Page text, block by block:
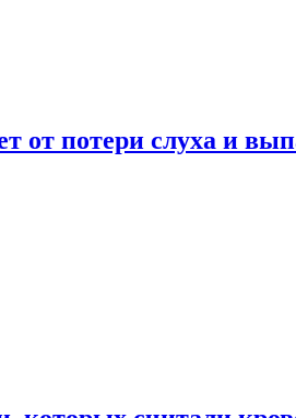
от потери слуха и